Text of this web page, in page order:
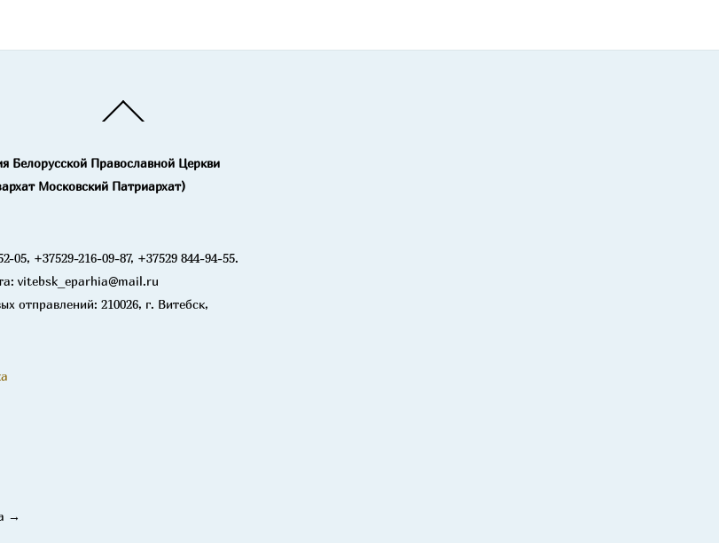
To
Белорусской Православной Церкви
Московский Патриархат)
05, +37529-216-09-87, +37529 844-94-55.
vitebsk_eparhia@mail.ru
отправлений: 210026, г. Витебск,
→